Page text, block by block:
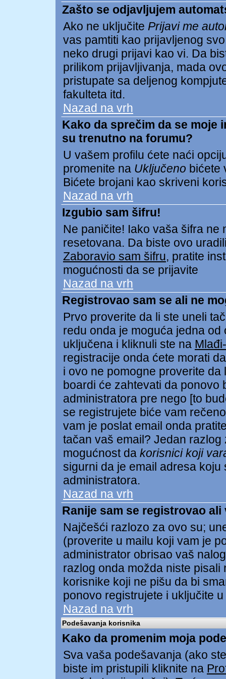
Zašto se odjavljujem
Ako ne uključite Prijavi me
vas pamtiti kao prijavljenog
neko drugi prijavi kao vi. Da
prilikom prijavljivanja, mada
pristupate sa deljenog
fakulteta itd.
Nazad na vrh
Kako da sprečim da se moje
su trenutno na forumu?
U vašem profilu ćete naći
promenite na Uključeno bićete
Bićete brojani kao skriveni
Nazad na vrh
Izgubio sam šifru!
Ne paničite! Iako vaša šifra ne
resetovana. Da biste ovo
Zaboravio sam šifru, pratite
mogućnosti da se prijavite
Nazad na vrh
Registrovao sam se ali ne
Prvo proverite da li ste uneli
redu onda je moguća jedna
uključena i kliknuli ste na
registracije onda ćete morati
i ovo ne pomogne proverite
boardi će zahtevati da ponovo
administratora pre nego [to
se registrujete biće vam
vam je poslat email onda
tačan vaš email? Jedan
mogućnost da korisnici koji
sigurni da je email adresa
administratora.
Nazad na vrh
Ranije sam se registrovao
Najčešći razlozo za ovo su;
(proverite u mailu koji vam je
administrator obrisao vaš
razlog onda možda niste
korisnike koji ne pišu da bi
ponovo registrujete i uključite
Nazad na vrh
Podešavanja korisnika
Kako da promenim moja
Sva vaša podešavanja (ako
biste im pristupili kliknite na